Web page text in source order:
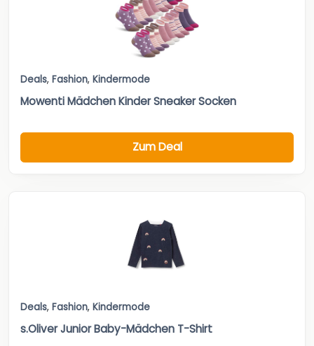
Deals, Fashion, Kindermode
Mowenti Mädchen Kinder Sneaker Socken
Zum Deal
Deals, Fashion, Kindermode
s.Oliver Junior Baby-Mädchen T-Shirt